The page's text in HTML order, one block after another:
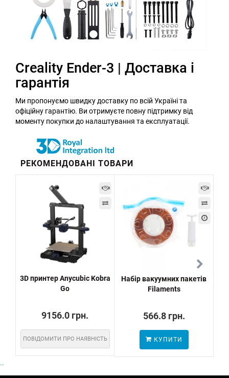
Creality Ender-3 | Доставка і
гарантія
Ми пропонуємо швидку доставку по всій Україні та
офіційну гарантію. Ви отримуєте повну підтримку від
моменту покупки до налаштування та експлуатації.
РЕКОМЕНДОВАНІ ТОВАРИ
3D принтер Anycubic Kobra
Go
9156.0 грн.
ПОВІДОМИТИ ПРО НАЯВНІСТЬ
Набір вакуумних пакетів
Filaments
566.8 грн.
КУПИТИ
..